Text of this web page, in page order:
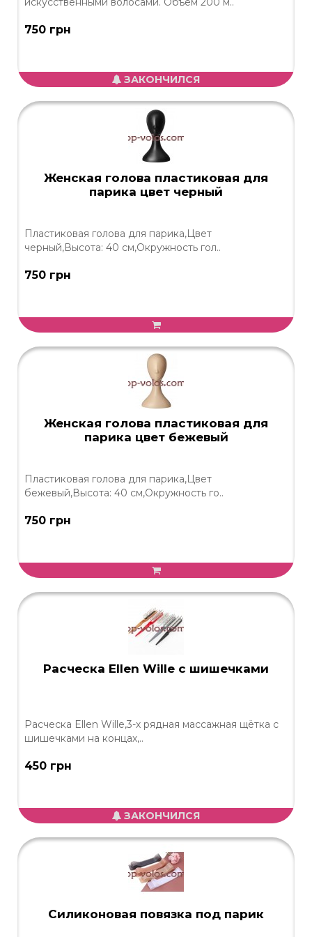
750 грн
ЗАКОНЧИЛСЯ
Женская голова пластиковая для
парика цвет черный
Пластиковая голова для парика,Цвет
черный,Высота: 40 см,Окружность гол..
750 грн
Женская голова пластиковая для
парика цвет бежевый
Пластиковая голова для парика,Цвет
бежевый,Высота: 40 см,Окружность го..
750 грн
Расческа Ellen Wille с шишечками
Расческа Ellen Wille,3-х рядная массажная щётка с
шишечками на концах,..
450 грн
ЗАКОНЧИЛСЯ
Силиконовая повязка под парик